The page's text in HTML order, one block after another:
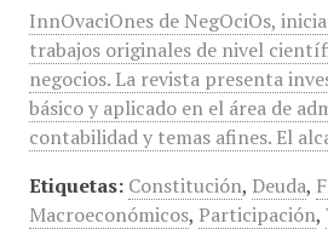
InnOvaciOnes de NegOciOs,
trabajos originales de nivel
negocios. La revista presenta
básico y aplicado en el área de
contabilidad y temas afines. El
Etiquetas: Constitución, Deuda,
Macroeconómicos, Participación,